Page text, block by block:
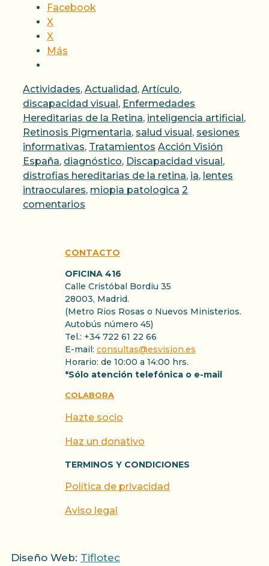
Facebook
X
X
Más
Categorías
Actividades, Actualidad , Artículo,
discapacidad visual , Enfermedades
Hereditarias de la Retina, inteligencia artificial ,
Retinosis Pigmentaria, salud visual , sesiones
informativas, Tratamientos Etiquetas
Acción Visión
España, diagnóstico, Discapacidad visual ,
distrofias hereditarias de la retina, ia, lentes
intraoculares, miopia patologica 2
comentarios
CONTACTO
OFICINA 416
Calle Cristóbal Bordiu 35
28003, Madrid.
(Metro Rios Rosas o Nuevos Ministerios.
Autobús número 45)
Tel.: +34 722 61 22 66
E-mail: consultas@esvision.es
Horario: de 10:00 a 14:00 hrs.
*Sólo atención telefónica o e-mail
COLABORA
Hazte socio
Haz un donativo
TERMINOS Y CONDICIONES
Política de privacidad
Aviso legal
Diseño Web: Tiflotec